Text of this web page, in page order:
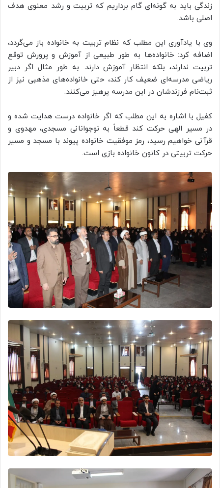
زندگی باید به گونه‌ای گام برداریم که تربیت و رشد معنوی هدف
اصلی باشد.
وی با یادآوری این مطلب که نظام تربیت به خانواده باز می‌گردد،
اضافه کرد: خانواده‌ها به طور طبیعی از آموزش و پرورش توقع
تربیت ندارند، بلکه انتظار آموزش دارند. به طور مثال اگر دبیر
ریاضی مدرسه‌ای ضعیف کار کند، حتی خانواده‌های مذهبی نیز از
ثبت‌نام فرزندشان در این مدرسه پرهیز می‌کنند.
کفیل با اشاره به این مطلب که اگر خانواده درست هدایت شده و
در مسیر الهی حرکت کند قطعاً به نوجوانانی مسجدی، مهدوی و
قرآنی خواهیم رسید، رمز موفقیت خانواده پیوند با مسجد و مسیر
حرکت تربیتی در کانون خانواده بازی است.